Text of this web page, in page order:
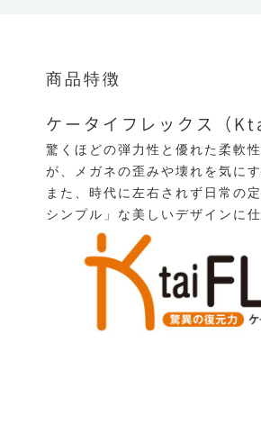
商品特徴
ケータイフレックス（
驚くほどの弾力性と優れた柔軟
が、メガネの歪みや壊れを気に
また、時代に左右されず日常の
シンプル」な美しいデザインに